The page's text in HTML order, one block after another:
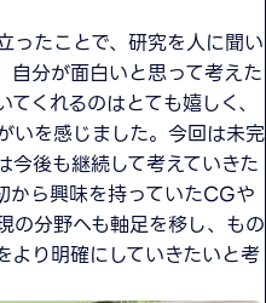
ったことで、研究を人に聞い
自分が面白いと思って考えた
くれるのはとても嬉しく、
いを感じました。今回は未完
後も継続して考えていきた
から興味を持っていたCGや
の分野へも軸足を移し、もの
より明確にしていきたいと考